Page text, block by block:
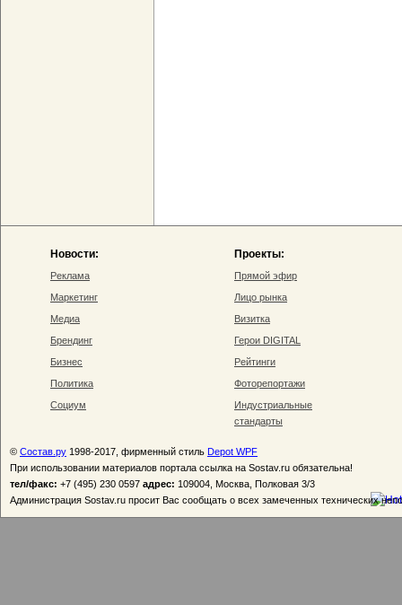
Новости:
Реклама
Маркетинг
Медиа
Брендинг
Бизнес
Политика
Социум
Проекты:
Прямой эфир
Лицо рынка
Визитка
Герои DIGITAL
Рейтинги
Фоторепортажи
Индустриальные
стандарты
© Состав.ру 1998-2017, фирменный стиль Depot WPF
При использовании материалов портала ссылка на Sostav.ru обязательна!
тел/факс: +7 (495) 230 0597 адрес: 109004, Москва, Полковая 3/3
Администрация Sostav.ru просит Вас сообщать о всех замеченных технических